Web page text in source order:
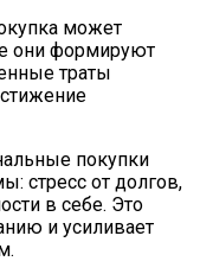
может
они формируют
траты
покупки
стресс от долгов,
в себе. Это
и усиливает